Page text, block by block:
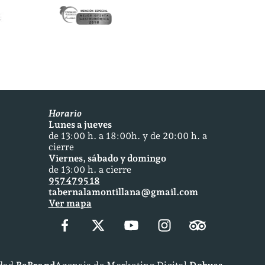
Horario
Lunes a jueves
de 13:00 h. a 18:00h. y de 20:00 h. a
cierre
Viernes, sábado y domingo
de 13:00 h. a cierre
957 47 95 18
tabernalamontillana@gmail.com
Ver mapa